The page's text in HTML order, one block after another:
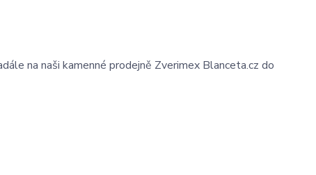
na naši kamenné prodejně Zverimex Blanceta.cz do